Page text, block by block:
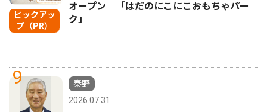
ピックアッ
プ（PR）
オープン 「はだのにこにこおもちゃパー
ク」
9
秦野
2026.07.31